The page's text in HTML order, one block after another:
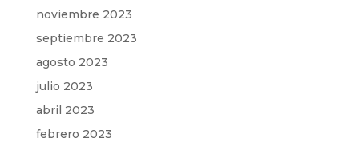
noviembre 2023
septiembre 2023
agosto 2023
julio 2023
abril 2023
febrero 2023